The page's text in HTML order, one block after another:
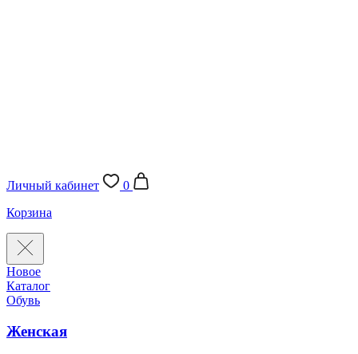
Личный кабинет
0
Корзина
Новое
Каталог
Обувь
Женская